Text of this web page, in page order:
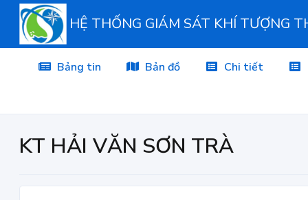
HỆ THỐNG GIÁM SÁT KHÍ TƯỢNG
Bảng tin Bản đồ Chi tiết
KT HẢI VĂN SƠN TRÀ